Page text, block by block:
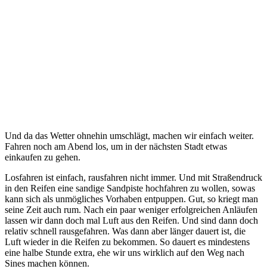
Und da das Wetter ohnehin umschlägt, machen wir einfach weiter.
Fahren noch am Abend los, um in der nächsten Stadt etwas
einkaufen zu gehen.
Losfahren ist einfach, rausfahren nicht immer. Und mit Straßendruck
in den Reifen eine sandige Sandpiste hochfahren zu wollen, sowas
kann sich als unmögliches Vorhaben entpuppen. Gut, so kriegt man
seine Zeit auch rum. Nach ein paar weniger erfolgreichen Anläufen
lassen wir dann doch mal Luft aus den Reifen. Und sind dann doch
relativ schnell rausgefahren. Was dann aber länger dauert ist, die
Luft wieder in die Reifen zu bekommen. So dauert es mindestens
eine halbe Stunde extra, ehe wir uns wirklich auf den Weg nach
Sines machen können.